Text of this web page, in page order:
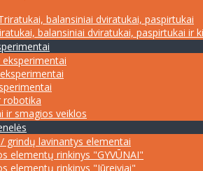
balansiniai dviratukai, paspirtukai
balansiniai dviratukai, paspirtukai ir
robotika
ir smagios veiklos
grindų lavinantys elementai
elementų rinkinys "GYVŪNAI"
elementų rinkinys "Jūreiviai"